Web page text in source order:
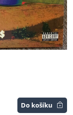
Do košíku